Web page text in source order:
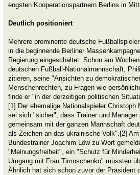
engsten Kooperationspartnern Berlins in
Deutlich positioniert
Mehrere prominente deutsche
in die beginnende Berliner
Regierung eingeschaltet. Schon am
deutschen Fußball-Nationalmannschaft,
zitieren, seine "Ansichten zu
Menschenrechten, zu Fragen wie
finde er "in der derzeitigen politischen
[1] Der ehemalige Nationalspieler
sei sich "sicher", dass Trainer und
gemeinsam mit der ganzen Mannschaft
als Zeichen an das ukrainische Volk".[2]
Bundestrainer Joachim Löw zu Wort
"Meinungsfreiheit", ein "Schutz für
Umgang mit Frau Timoschenko" müssten
Ähnlich hat sich schon zuvor der Präsident